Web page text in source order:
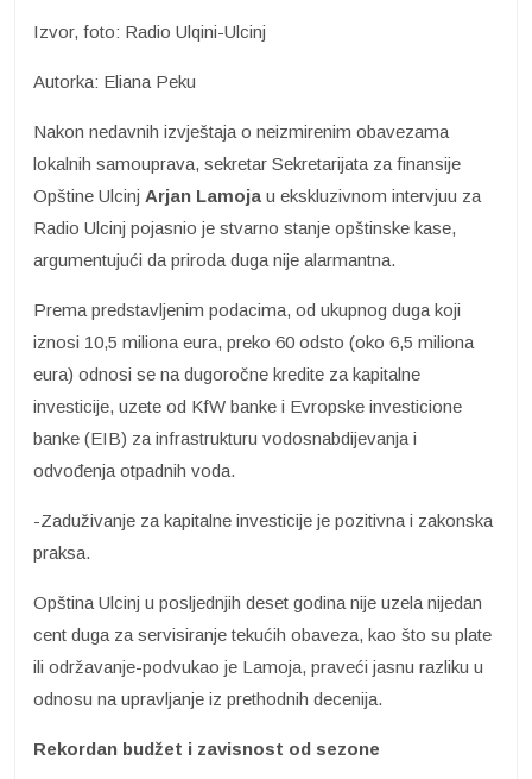
Izvor, foto: Radio Ulqini-Ulcinj
Autorka: Eliana Peku
​Nakon nedavnih izvještaja o neizmirenim obavezama
lokalnih samouprava, sekretar Sekretarijata za finansije
Opštine Ulcinj Arjan Lamoja u ekskluzivnom intervjuu za
Radio Ulcinj pojasnio je stvarno stanje opštinske kase,
argumentujući da priroda duga nije alarmantna.
​Prema predstavljenim podacima, od ukupnog duga koji
iznosi 10,5 miliona eura, preko 60 odsto (oko 6,5 miliona
eura) odnosi se na dugoročne kredite za kapitalne
investicije, uzete od KfW banke i Evropske investicione
banke (EIB) za infrastrukturu vodosnabdijevanja i
odvođenja otpadnih voda.
​-Zaduživanje za kapitalne investicije je pozitivna i zakonska
praksa.
Opština Ulcinj u posljednjih deset godina nije uzela nijedan
cent duga za servisiranje tekućih obaveza, kao što su plate
ili održavanje-podvukao je Lamoja, praveći jasnu razliku u
odnosu na upravljanje iz prethodnih decenija.
Rekordan budžet i zavisnost od sezone